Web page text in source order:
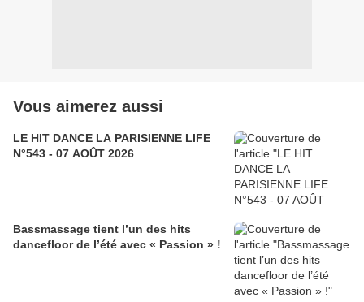
Vous aimerez aussi
LE HIT DANCE LA PARISIENNE LIFE
N°543 - 07 AOÛT 2026
Bassmassage tient l’un des hits
dancefloor de l’été avec « Passion » !